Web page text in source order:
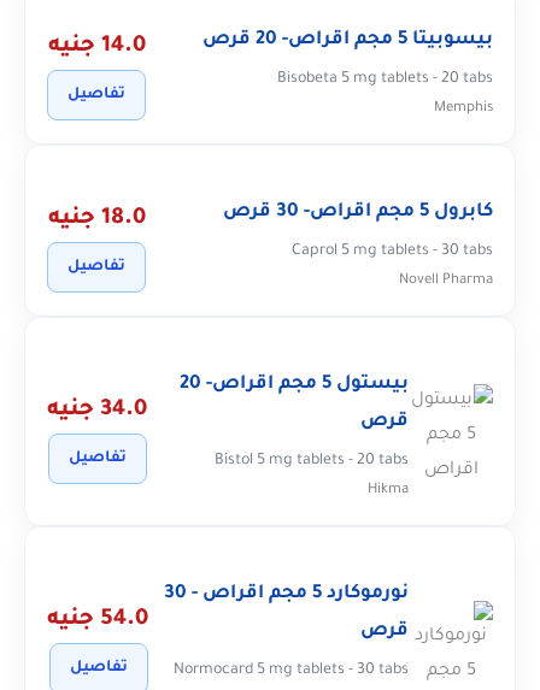
بيسوبيتا 5 مجم اقراص- 20 قرص
Bisobeta 5 mg tablets - 20 tabs
Memphis
14.0 جنيه
تفاصيل
كابرول 5 مجم اقراص- 30 قرص
Caprol 5 mg tablets - 30 tabs
Novell Pharma
18.0 جنيه
تفاصيل
بيستول 5 مجم اقراص- 20
قرص
Bistol 5 mg tablets - 20 tabs
Hikma
34.0 جنيه
تفاصيل
نورموكارد 5 مجم اقراص - 30
قرص
Normocard 5 mg tablets - 30 tabs
54.0 جنيه
تفاصيل